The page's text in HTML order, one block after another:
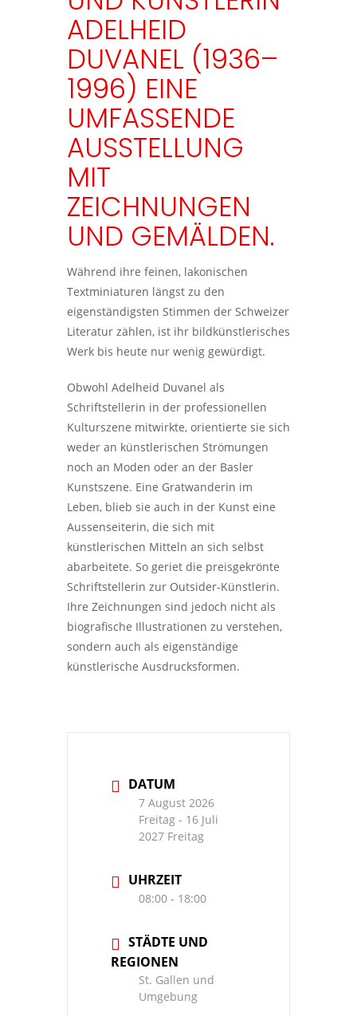
ADELHEID
DUVANEL (1936–
1996) EINE
UMFASSENDE
AUSSTELLUNG
MIT
ZEICHNUNGEN
UND GEMÄLDEN.
Während ihre feinen, lakonischen
Textminiaturen längst zu den
eigenständigsten Stimmen der Schweizer
Literatur zählen, ist ihr bildkünstlerisches
Werk bis heute nur wenig gewürdigt.
Obwohl Adelheid Duvanel als
Schriftstellerin in der professionellen
Kulturszene mitwirkte, orientierte sie sich
weder an künstlerischen Strömungen
noch an Moden oder an der Basler
Kunstszene. Eine Gratwanderin im
Leben, blieb sie auch in der Kunst eine
Aussenseiterin, die sich mit
künstlerischen Mitteln an sich selbst
abarbeitete. So geriet die preisgekrönte
Schriftstellerin zur Outsider-Künstlerin.
Ihre Zeichnungen sind jedoch nicht als
biografische Illustrationen zu verstehen,
sondern auch als eigenständige
künstlerische Ausdrucksformen.
DATUM
7 August 2026
Freitag - 16 Juli
2027 Freitag
UHRZEIT
08:00 - 18:00
STÄDTE UND
REGIONEN
St. Gallen und
Umgebung